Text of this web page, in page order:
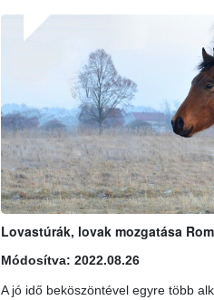
Lovastúrák, lovak mozgatása
Módosítva: 2022.08.26
A jó idő beköszöntével egyre több